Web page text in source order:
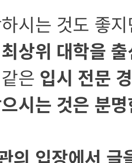
시는 것도 좋
상위 대학을
은 입시 전문
시는 것은 분
의 입장에서 글